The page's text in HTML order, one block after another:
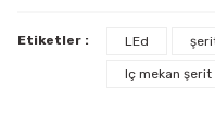
Tükendi
Etiketler : LEd
Iç mekan şerit